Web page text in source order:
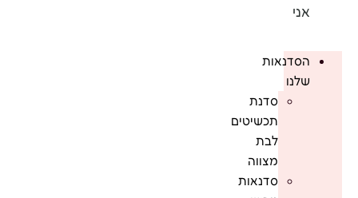
אני
הסדנאות
שלנו
סדנת
תכשיטים
לבת
מצווה
סדנאות